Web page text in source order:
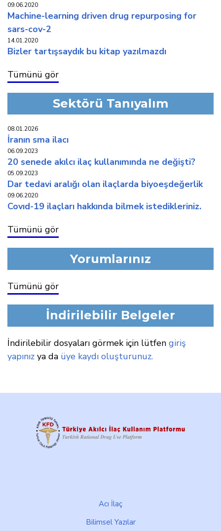
09.06.2020
machine-learning driven drug repurposing for
sars-cov-2
14.01.2020
bi̇zler tartişsaydik bu ki̇tap yazilmazdi
Tümünü gör
Sektörü Tanıyalım
08.01.2026
i̇ranin sma i̇laci
06.09.2023
20 senede akilci i̇laç kullaniminda ne deği̇şti̇?
05.09.2023
dar tedavi̇ araliği olan i̇laçlarda bi̇yoeşdeğerli̇k
09.06.2020
covid-19 i̇laçlari hakkinda bi̇lmek i̇stedi̇kleri̇ni̇z.
Tümünü gör
Yorumlarınız
Tümünü gör
İndirilebilir Belgeler
İndirilebilir dosyaları görmek için lütfen giriş
yapınız ya da üye kaydı oluşturunuz.
Acı İlaç
Bilimsel Yazılar